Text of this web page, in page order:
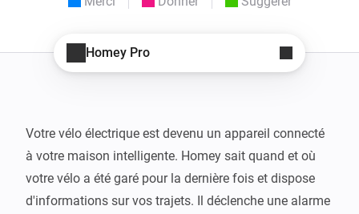
Homey Pro
Votre vélo électrique est devenu un appareil connecté
à votre maison intelligente. Homey sait quand et où
votre vélo a été garé pour la dernière fois et dispose
d'informations sur vos trajets. Il déclenche une alarme